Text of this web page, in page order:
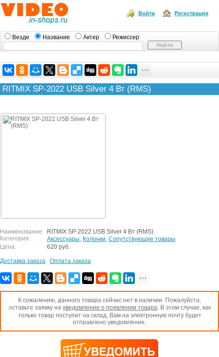
Регистрация
Войти
Везде Название Актер Режиссер
RITMIX SP-2022 USB Silver 4 Вт (RMS)
Наименование:
RITMIX SP-2022 USB Silver 4 Вт (RMS)
Категория:
Аксессуары, Колонки, Сопутствующие товары
Цена:
620 руб.
Доставка заказа Оплата заказа
К сожалению, данного товара сейчас нет в наличии. Пожалуйста,
оставьте заявку на уведомление о появлении товара. В этом случае, как
только товар поступит на склад, Вам на электронную почту будет
отправлено уведомление.